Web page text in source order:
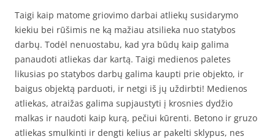
Taigi kaip matome griovimo darbai atliekų susidarymo
kiekiu bei rūšimis ne ką mažiau atsilieka nuo statybos
darbų. Todėl nenuostabu, kad yra būdų kaip galima
panaudoti atliekas dar kartą. Taigi medienos paletes
likusias po statybos darbų galima kaupti prie objekto, ir
baigus objektą parduoti, ir netgi iš jų uždirbti! Medienos
atliekas, atraižas galima supjaustyti į krosnies dydžio
malkas ir naudoti kaip kurą, pečiui kūrenti. Betono ir gruzo
atliekas smulkinti ir dengti kelius ar pakelti sklypus, nes